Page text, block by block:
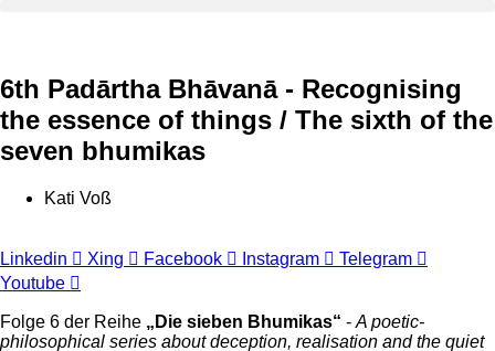
6th Padārtha Bhāvanā - Recognising
the essence of things / The sixth of the
seven bhumikas
Kati Voß
Linkedin Xing Facebook Instagram
Telegram
Youtube
Folge 6 der Reihe „Die sieben Bhumikas“ - A poetic-
philosophical series about deception, realisation and the quiet